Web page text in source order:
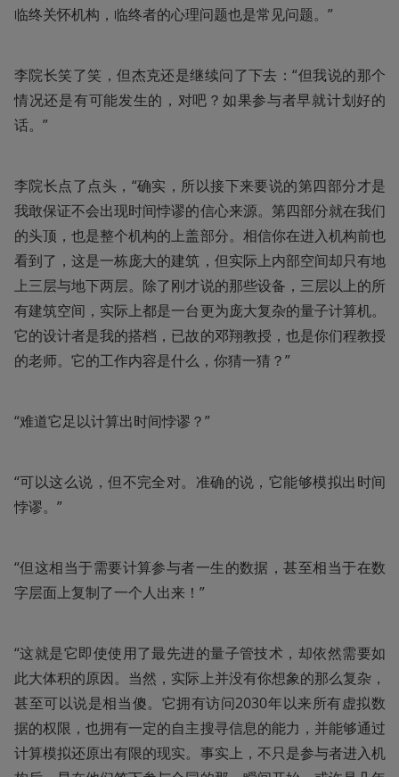
临终关怀机构，临终者的心理问题也是常见问题。”
李院长笑了笑，但杰克还是继续问了下去：“但我说的那个
情况还是有可能发生的，对吧？如果参与者早就计划好的
话。”
李院长点了点头，“确实，所以接下来要说的第四部分才是
我敢保证不会出现时间悖谬的信心来源。第四部分就在我们
的头顶，也是整个机构的上盖部分。相信你在进入机构前也
看到了，这是一栋庞大的建筑，但实际上内部空间却只有地
上三层与地下两层。除了刚才说的那些设备，三层以上的所
有建筑空间，实际上都是一台更为庞大复杂的量子计算机。
它的设计者是我的搭档，已故的邓翔教授，也是你们程教授
的老师。它的工作内容是什么，你猜一猜？”
“难道它足以计算出时间悖谬？”
“可以这么说，但不完全对。准确的说，它能够模拟出时间
悖谬。”
“但这相当于需要计算参与者一生的数据，甚至相当于在数
字层面上复制了一个人出来！”
“这就是它即使使用了最先进的量子管技术，却依然需要如
此大体积的原因。当然，实际上并没有你想象的那么复杂，
甚至可以说是相当傻。它拥有访问2030年以来所有虚拟数
据的权限，也拥有一定的自主搜寻信息的能力，并能够通过
计算模拟还原出有限的现实。事实上，不只是参与者进入机